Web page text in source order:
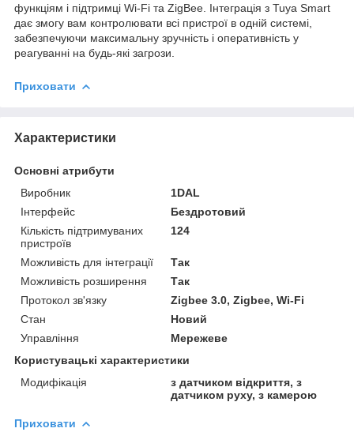
функціям і підтримці Wi-Fi та ZigBee. Інтеграція з Tuya Smart
дає змогу вам контролювати всі пристрої в одній системі,
забезпечуючи максимальну зручність і оперативність у
реагуванні на будь-які загрози.
Приховати
Характеристики
Основні атрибути
Виробник
1DAL
Інтерфейс
Бездротовий
Кількість підтримуваних
пристроїв
124
Можливість для інтеграції
Так
Можливість розширення
Так
Протокол зв'язку
Zigbee 3.0, Zigbee, Wi-Fi
Стан
Новий
Управління
Мережеве
Користувацькі характеристики
Модифікація
з датчиком відкриття, з
датчиком руху, з камерою
Приховати